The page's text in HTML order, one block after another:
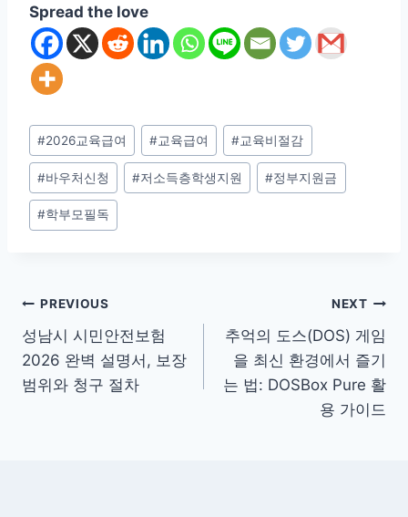
Spread the love
Post
Tags:
#2026교육급여 #교육급여 #교육비절감
#바우처신청 #저소득층학생지원 #정부지원금
#학부모필독
Post
navigation
PREVIOUS
성남시 시민안전보험
2026 완벽 설명서, 보장
범위와 청구 절차
NEXT
추억의 도스(DOS) 게임
을 최신 환경에서 즐기
는 법: DOSBox Pure 활
용 가이드